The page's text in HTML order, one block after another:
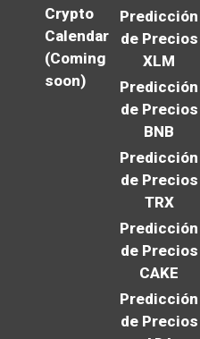
Crypto
Calendar
(Coming
soon)
Predicción
de Precios
XLM
Predicción
de Precios
BNB
Predicción
de Precios
TRX
Predicción
de Precios
CAKE
Predicción
de Precios